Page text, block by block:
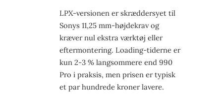
LPX-versionen er skræddersyet til
Sonys 11,25 mm-højdekrav og
kræver nul ekstra værktøj eller
eftermontering. Loading-tiderne er
kun 2-3 % langsommere end 990
Pro i praksis, men prisen er typisk
et par hundrede kroner lavere.